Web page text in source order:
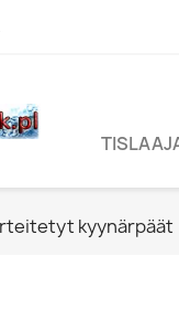
kyynärpäät